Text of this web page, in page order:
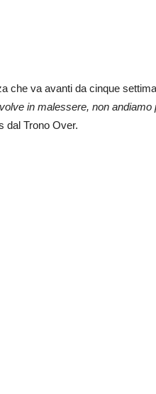
che va avanti da cinque
in malessere, non andiamo
dal Trono Over.